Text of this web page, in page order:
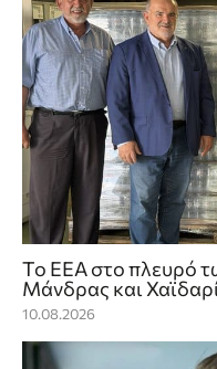
Το ΕΕΑ στο πλευρό
Μάνδρας και
10.08.2026